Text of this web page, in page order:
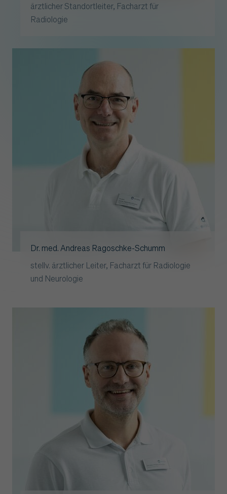
ärztlicher Standortleiter, Facharzt für
Radiologie
Dr. med. Andreas Ragoschke-Schumm
stellv. ärztlicher Leiter, Facharzt für Radiologie
und Neurologie